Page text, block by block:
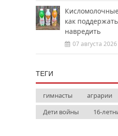
как
навредить
07 августа 2026
ТЕГИ
гимнасты аграрии
Дети войны
16-